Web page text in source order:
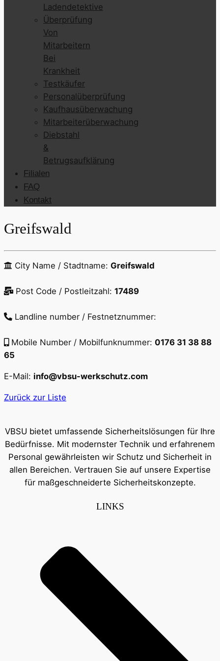
Ladendetektive
Überprüfung
Von
Mitarbeitern
Bei
Krankheit
Testkäufer
Personalüberprüfung
Kaufhausüberwachung
Mitarbeiterüberwachung
Diebstahl
&
Betrugsaufklärung
Filialen
FAQ
Kontakt
Greifswald
City Name / Stadtname: Greifswald
Post Code / Postleitzahl: 17489
Landline number / Festnetznummer:
Mobile Number / Mobilfunknummer: 0176 31 38 88
65
E-Mail: info@vbsu-werkschutz.com
Zurück zur Liste
VBSU bietet umfassende Sicherheitslösungen für Ihre
Bedürfnisse. Mit modernster Technik und erfahrenem
Personal gewährleisten wir Schutz und Sicherheit in
allen Bereichen. Vertrauen Sie auf unsere Expertise
für maßgeschneiderte Sicherheitskonzepte.
LINKS